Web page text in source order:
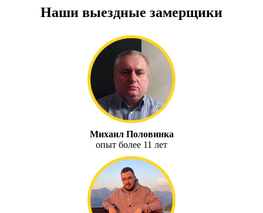
Наши выездные замерщики
Михаил Половинка
опыт более 11 лет